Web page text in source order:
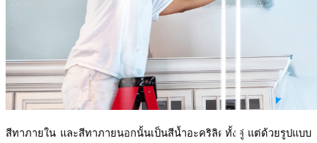
สีทาภายใน และสีทาภายนอกนั้นเป็นสีน้ำอะคริลิคทั้งคู่ แต่ด้วยรูปแบบ